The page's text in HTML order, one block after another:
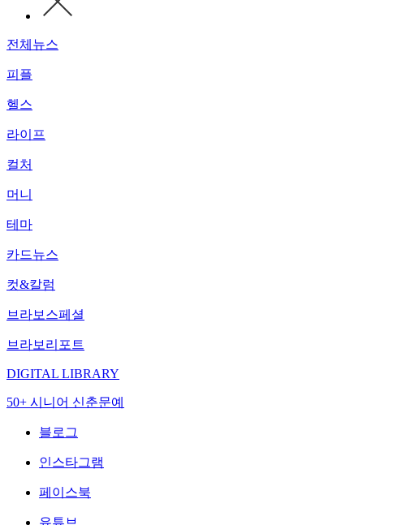
전체뉴스
피플
헬스
라이프
컬처
머니
테마
카드뉴스
컷&칼럼
브라보스페셜
브라보리포트
DIGITAL LIBRARY
50+ 시니어 신춘문예
블로그
인스타그램
페이스북